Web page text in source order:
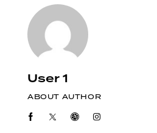
User 1
ABOUT AUTHOR